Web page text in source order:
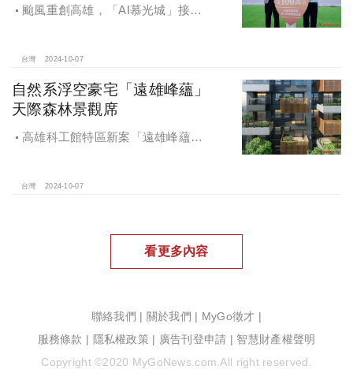
颱風重創高雄，「AI慕光城」接待
民復原家園
台灣 2024-10-07
自然系浮空豪宅「遠雄峰蘊」
天際森林景觀席
高雄科工館特區新案「遠雄峰蘊」
台灣 2024-10-07
看更多內容
聯絡我們 | 關於我們 | MyGo徵才 |
服務條款 | 隱私權政策 | 廣告刊登申請 | 智慧財產權聲明
Copyright ©2020 MyGoNews.com.All right reserved.